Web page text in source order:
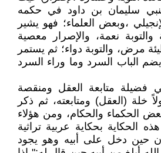
سليمان بن داود في حكمه
،وبعض العلماء؛ فهو يشير
نعمة، والإصرار معصية
مرض، والتوبة دواء؛ ثم يستمر
الباب السرد وما وراء السرد
فضيلة متابعة العقل ومنقصة
خلة (العقل) ومتابعته، ثم ذكر
الحكماء والحكام، ومن هؤلاء
الحكاية بحكاية عربية تراثية
حين دخل على أبيه وهو يجود